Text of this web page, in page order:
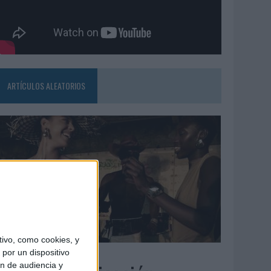
como cookies, y
un dispositivo
de audiencia y
ARTÍCULOS ALEATORIOS
08/2026